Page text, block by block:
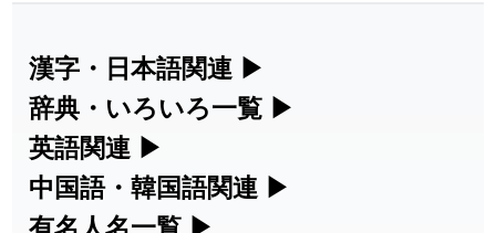
2026-08-06 「 」のイメージを追加しました
2026-08-06 「 胆石」のイメージを追加しました
2026-08-06 「
2026-08-06
漢字・日本語関連 ▶
漢字の読み方検索、手書き入力、書き順
練習など、日本語学習に役立つツールを
集めています。
辞典・いろいろ一覧 ▶
部首・画数別の漢字一覧、熟語辞典、地
名・駅名検索など、各種リファレンスツ
ールです。
英語関連 ▶
カタカナ語・略語の意味検索、発音記
号、リスニング練習など英語学習ツール
中国語・韓国語関連 ▶
中国語のピンイン変換、韓国語の手書き